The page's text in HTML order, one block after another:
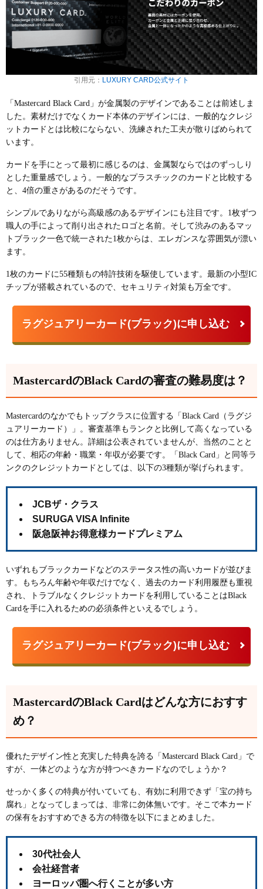
引用元： LUXURY CARD公式サイト
「Mastercard Black Card」が金属製のデザインであることは前述しま
した。素材だけでなくカード本体のデザインには、一般的なクレジ
ットカードとは比較にならない、洗練された工夫が散りばめられて
います。
カードを手にとって最初に感じるのは、 金属製ならではのずっしり
とした重量感でしょう。一般的なプラスチックのカードと比較する
と、4倍の重さがあるのだそうです。
シンプルでありながら高級感のあるデザインにも注目です。 1枚ずつ
職人の手によって削り出されたロゴと名前。そして渋みのあるマッ
トブラック一色で統一された1枚からは、エレガンスな雰囲気が漂い
ます。
1枚のカードに55種類もの特許技術を駆使しています。最新の小型IC
チップが搭載されているので、セキュリティ対策も万全です。
ラグジュアリーカード(ブラック)に申し込む
MastercardのBlack Cardの審査の難易度は？
Mastercardのなかでもトップクラスに位置する「Black Card（ラグジ
ュアリーカード）」。審査基準もランクと比例して高くなっている
のは仕方ありません。詳細は公表されていませんが、当然のことと
して、相応の年齢・職業・年収が必要です。「Black Card」と同等ラ
ンクのクレジットカードとしては、以下の3種類が挙げられます。
JCBザ・クラス
SURUGA VISA Infinite
阪急阪神お得意様カードプレミアム
いずれもブラックカードなどのステータス性の高いカードが並びま
す。もちろん年齢や年収だけでなく、過去のカード利用履歴も重視
され、トラブルなくクレジットカードを利用していることはBlack
Cardを手に入れるための必須条件といえるでしょう。
ラグジュアリーカード(ブラック)に申し込む
MastercardのBlack Cardはどんな方におすす
め？
優れたデザイン性と充実した特典を誇る「Mastercard Black Card」で
すが、一体どのような方が持つべきカードなのでしょうか？
せっかく多くの特典が付いていても、有効に利用できず「宝の持ち
腐れ」となってしまっては、非常に勿体無いです。そこで本カード
の保有をおすすめできる方の特徴を以下にまとめました。
30代社会人
会社経営者
ヨーロッパ圏へ行くことが多い方